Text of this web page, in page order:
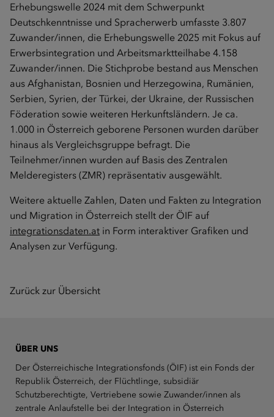
Erhebungswelle 2024 mit dem Schwerpunkt
Deutschkenntnisse und Spracherwerb umfasste 3.807
Zuwander/innen, die Erhebungswelle 2025 mit Fokus auf
Erwerbsintegration und Arbeitsmarktteilhabe 4.158
Zuwander/innen. Die Stichprobe bestand aus Menschen
aus Afghanistan, Bosnien und Herzegowina, Rumänien,
Serbien, Syrien, der Türkei, der Ukraine, der Russischen
Föderation sowie weiteren Herkunftsländern. Je ca.
1.000 in Österreich geborene Personen wurden darüber
hinaus als Vergleichsgruppe befragt. Die
Teilnehmer/innen wurden auf Basis des Zentralen
Melderegisters (ZMR) repräsentativ ausgewählt.
Weitere aktuelle Zahlen, Daten und Fakten zu Integration
und Migration in Österreich stellt der ÖIF auf
integrationsdaten.at in Form interaktiver Grafiken und
Analysen zur Verfügung.
Zurück zur Übersicht
ÜBER UNS
Der Österreichische Integrationsfonds (ÖIF) ist ein Fonds der
Republik Österreich, der Flüchtlinge, subsidiär
Schutzberechtigte, Vertriebene sowie Zuwander/innen als
zentrale Anlaufstelle bei der Integration in Österreich